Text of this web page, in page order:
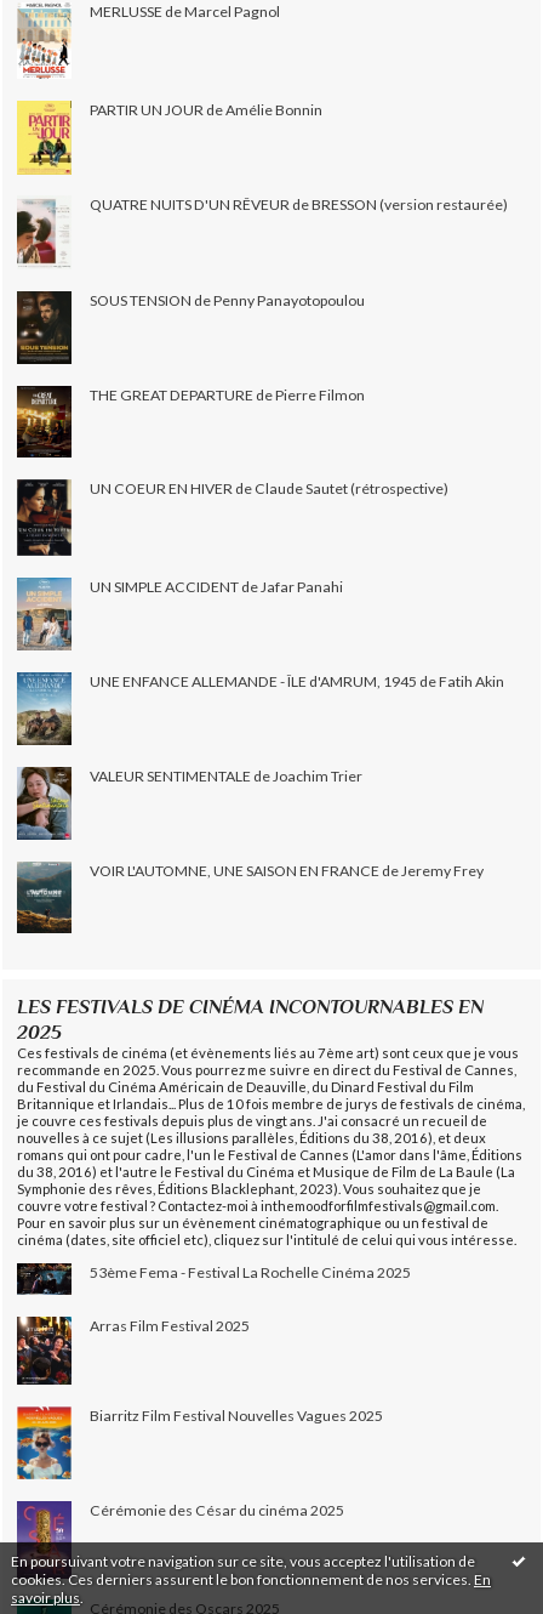
En poursuivant votre navigation sur ce site, vous acceptez l'utilisation de
cookies. Ces derniers assurent le bon fonctionnement de nos services. En
savoir plus
MERLUSSE de Marcel Pagnol
PARTIR UN JOUR de Amélie Bonnin
QUATRE NUITS D'UN RÊVEUR de BRESSON (version restaurée)
SOUS TENSION de Penny Panayotopoulou
THE GREAT DEPARTURE de Pierre Filmon
UN COEUR EN HIVER de Claude Sautet (rétrospective)
UN SIMPLE ACCIDENT de Jafar Panahi
UNE ENFANCE ALLEMANDE - ÎLE d'AMRUM, 1945 de Fatih Akin
VALEUR SENTIMENTALE de Joachim Trier
VOIR L'AUTOMNE, UNE SAISON EN FRANCE de Jeremy Frey
LES FESTIVALS DE CINÉMA INCONTOURNABLES EN
2025
Ces festivals de cinéma (et évènements liés au 7ème art) sont ceux que je vous
recommande en 2025. Vous pourrez me suivre en direct du Festival de Cannes,
du Festival du Cinéma Américain de Deauville, du Dinard Festival du Film
Britannique et Irlandais... Plus de 10 fois membre de jurys de festivals de cinéma,
je couvre ces festivals depuis plus de vingt ans. J'ai consacré un recueil de
nouvelles à ce sujet (Les illusions parallèles, Éditions du 38, 2016), et deux
romans qui ont pour cadre, l'un le Festival de Cannes (L'amor dans l'âme, Éditions
du 38, 2016) et l'autre le Festival du Cinéma et Musique de Film de La Baule (La
Symphonie des rêves, Éditions Blacklephant, 2023). Vous souhaitez que je
couvre votre festival ? Contactez-moi à inthemoodforfilmfestivals@gmail.com.
Pour en savoir plus sur un évènement cinématographique ou un festival de
cinéma (dates, site officiel etc), cliquez sur l'intitulé de celui qui vous intéresse.
53ème Fema - Festival La Rochelle Cinéma 2025
Arras Film Festival 2025
Biarritz Film Festival Nouvelles Vagues 2025
Cérémonie des César du cinéma 2025
Cérémonie des Oscars 2025